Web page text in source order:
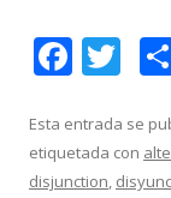
F
e
b
T
itt
er
Esta entrada se
etiquetada con
disjunction,